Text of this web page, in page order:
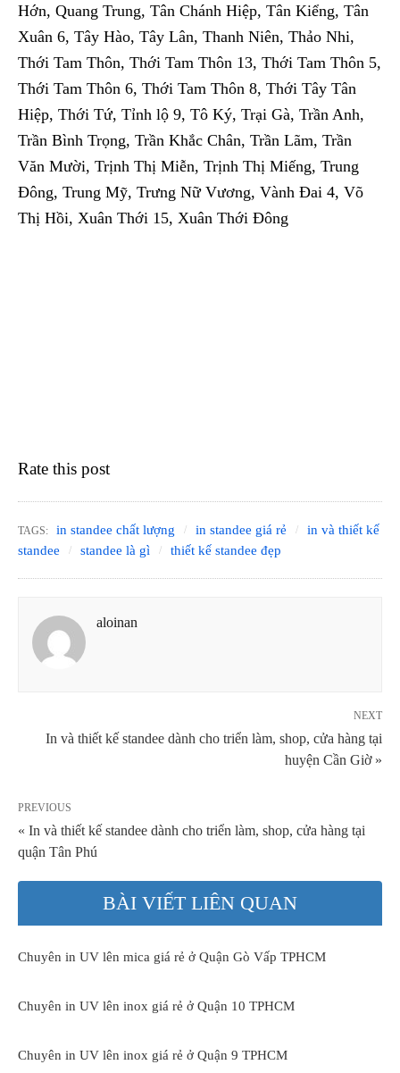
Hớn, Quang Trung, Tân Chánh Hiệp, Tân Kiểng, Tân
Xuân 6, Tây Hào, Tây Lân, Thanh Niên, Thảo Nhi,
Thới Tam Thôn, Thới Tam Thôn 13, Thới Tam Thôn 5,
Thới Tam Thôn 6, Thới Tam Thôn 8, Thới Tây Tân
Hiệp, Thới Tứ, Tỉnh lộ 9, Tô Ký, Trại Gà, Trần Anh,
Trần Bình Trọng, Trần Khắc Chân, Trần Lãm, Trần
Văn Mười, Trịnh Thị Miễn, Trịnh Thị Miếng, Trung
Đông, Trung Mỹ, Trưng Nữ Vương, Vành Đai 4, Võ
Thị Hồi, Xuân Thới 15, Xuân Thới Đông
Rate this post
TAGS: in standee chất lượng in standee giá rẻ
in và thiết kế
standee
standee là gì thiết kế standee đẹp
aloinan
NEXT
In và thiết kế standee dành cho triển làm, shop, cửa hàng tại
huyện Cần Giờ »
PREVIOUS
« In và thiết kế standee dành cho triển làm, shop, cửa hàng tại
quận Tân Phú
BÀI VIẾT LIÊN QUAN
Chuyên in UV lên mica giá rẻ ở Quận Gò Vấp TPHCM
Chuyên in UV lên inox giá rẻ ở Quận 10 TPHCM
Chuyên in UV lên inox giá rẻ ở Quận 9 TPHCM